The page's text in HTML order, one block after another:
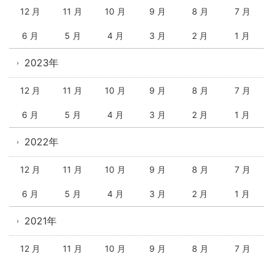
12 月 11 月 10 月 9 月 8 月 7 月
6 月 5 月 4 月 3 月 2 月 1 月
2023年
12 月 11 月 10 月 9 月 8 月 7 月
6 月 5 月 4 月 3 月 2 月 1 月
2022年
12 月 11 月 10 月 9 月 8 月 7 月
6 月 5 月 4 月 3 月 2 月 1 月
2021年
12 月 11 月 10 月 9 月 8 月 7 月